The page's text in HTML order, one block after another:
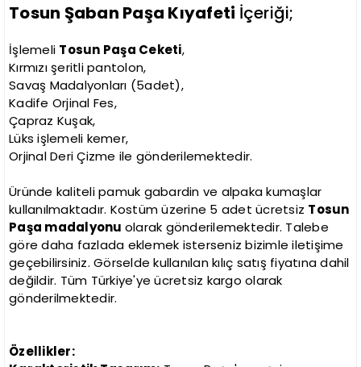
Tosun Şaban Paşa Kıyafeti İçeriği;
İşlemeli Tosun Paşa Ceketi,
Kırmızı şeritli pantolon,
Savaş Madalyonları (5adet),
Kadife Orjinal Fes,
Çapraz Kuşak,
Lüks işlemeli kemer,
Orjinal Deri Çizme ile gönderilemektedir.
Üründe kaliteli pamuk gabardin ve alpaka kumaşlar
kullanılmaktadır. Kostüm üzerine 5 adet ücretsiz Tosun
Paşa madalyonu olarak gönderilemektedir. Talebe
göre daha fazlada eklemek isterseniz bizimle iletişime
geçebilirsiniz. Görselde kullanılan kılıç satış fiyatına dahil
değildir. Tüm Türkiye'ye ücretsiz kargo olarak
gönderilmektedir.
Özellikler: